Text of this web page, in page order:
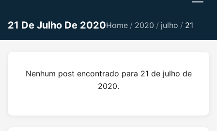
21 De Julho De 2020Home / 2020 / julho / 21
Nenhum post encontrado para 21 de julho de
2020.